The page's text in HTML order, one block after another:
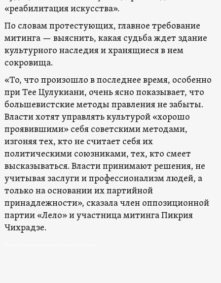
«реабилитация искусства».
По словам протестующих, главное требование
митинга — выяснить, какая судьба ждет здание
культурного наследия и хранящиеся в нем
сокровища.
«То, что произошло в последнее время, особенно
при Тее Цулукиани, очень ясно показывает, что
большевистские методы правления не забыты.
Власти хотят управлять культурой «хорошо
проявившими» себя советскими методами,
изгоняя тех, кто не считает себя их
политическими союзниками, тех, кто смеет
высказываться. Власти принимают решения, не
учитывая заслуги и профессионализм людей, а
только на основании их партийной
принадлежности», сказала член оппозиционной
партии «Лело» и участница митинга Пикрия
Чихрадзе.